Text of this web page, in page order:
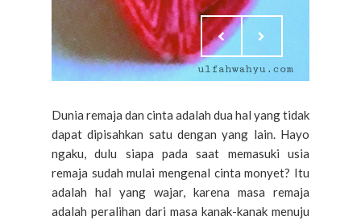
Dunia remaja dan cinta adalah dua hal yang tidak
dapat dipisahkan satu dengan yang lain. Hayo
ngaku, dulu siapa pada saat memasuki usia
remaja sudah mulai mengenal cinta monyet? Itu
adalah hal yang wajar, karena masa remaja
adalah peralihan dari masa kanak-kanak menuju